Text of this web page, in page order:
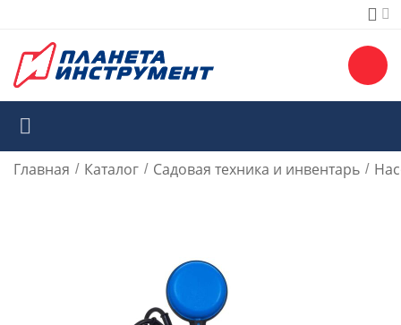
Главная / Каталог / Садовая техника и инвентарь /